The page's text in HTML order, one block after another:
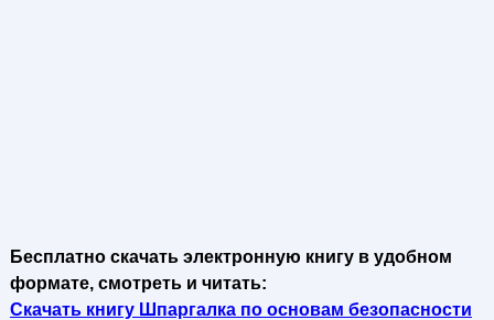
Бесплатно скачать электронную книгу в удобном
формате, смотреть и читать:
Скачать книгу Шпаргалка по основам безопасности